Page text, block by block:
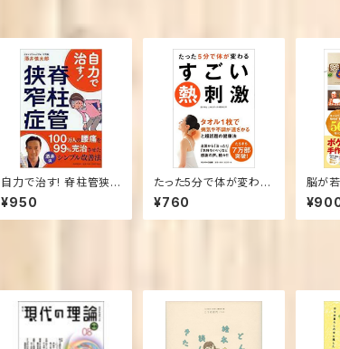
自力で治す! 脊柱管狭
窄症 (単行本（ソフトカ
バー）) 酒井 慎太郎
(著)
¥950
たった5分で体が変わる
すごい熱刺激
¥760
脳が
(単行